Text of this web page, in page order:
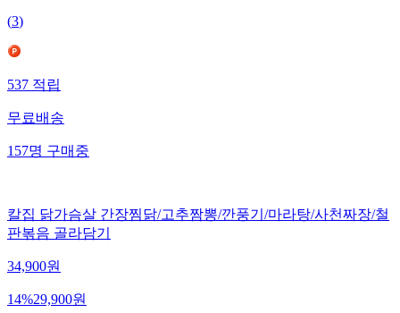
(3)
537 적립
무료배송
157명 구매중
칼집 닭가슴살 간장찜닭/고추짬뽕/깐풍기/마라탕/사천짜장/철
판볶음 골라담기
34,900원
14%29,900원